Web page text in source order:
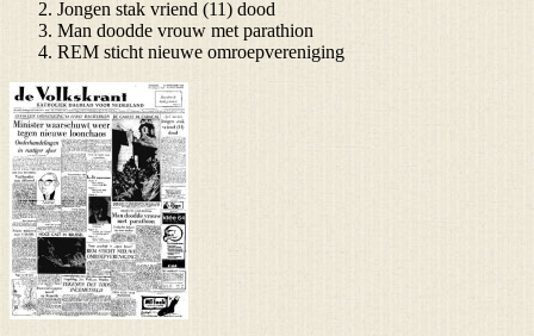
Jongen stak vriend (11) dood
Man doodde vrouw met parathion
REM sticht nieuwe omroepvereniging